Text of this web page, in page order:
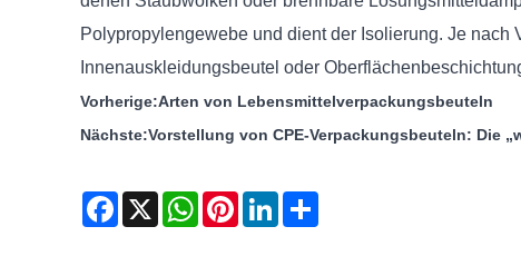
Polypropylengewebe und dient der Isolierung. Je nach
Innenauskleidungsbeutel oder
Vorherige:Arten von Lebensmittelverpackungsbeuteln
Nächste:Vorstellung von CPE-Verpackungsbeuteln: Die
Facebook
X WhatsAppPinterestLinkedIn